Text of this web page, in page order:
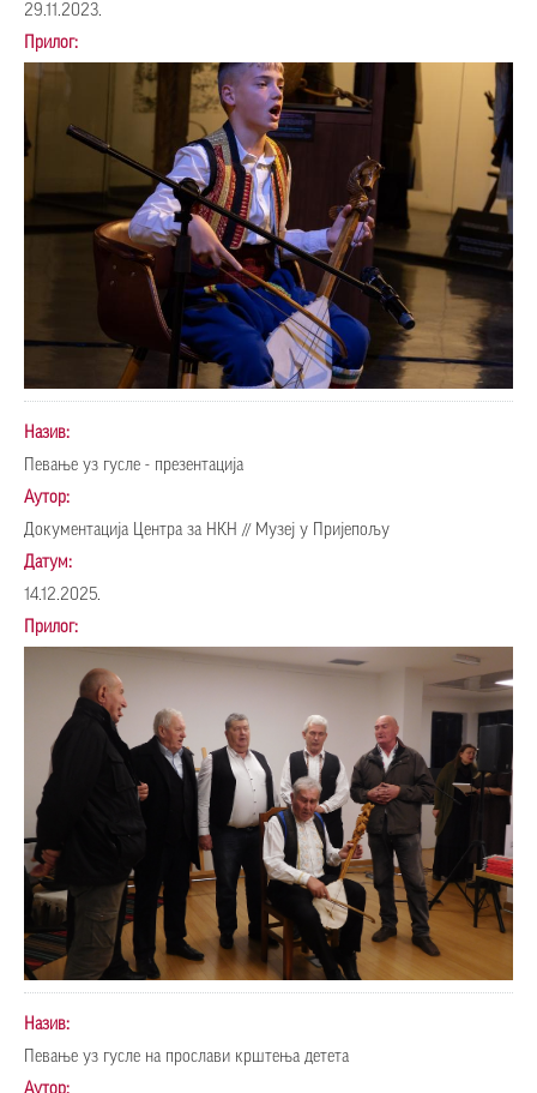
29.11.2023.
Прилог:
Назив:
Певање уз гусле - презентација
Аутор:
Документација Центра за НКН // Музеј у Пријепољу
Датум:
14.12.2025.
Прилог:
Назив:
Певање уз гусле на прослави крштења детета
Аутор: